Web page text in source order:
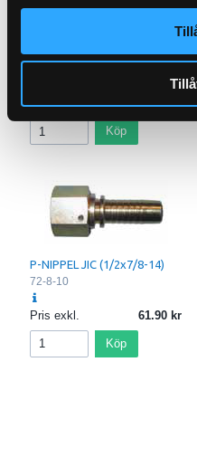
Pris exkl. 46.90
Köp
P-NIPPEL JIC (1/2x7/8-14)
72-8-10
Pris exkl. 61.90
Köp